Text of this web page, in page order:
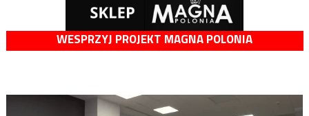
WESPRZYJ PROJEKT MAGNA POLONIA